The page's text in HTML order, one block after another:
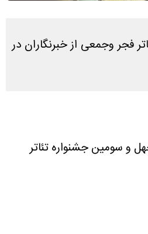
چهل و سومین جشنواره تئاتر فجر وجمعی از خبرنگاران در
حضور خیرالله تقیانی پور دبیر چهل و سومین جشنواره تئاتر